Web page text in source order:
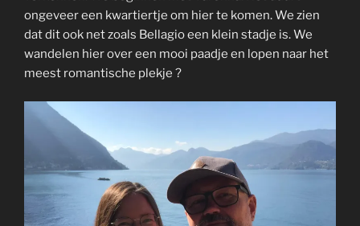
ongeveer een kwartiertje om hier te komen. We zien
dat dit ook net zoals Bellagio een klein stadje is. We
wandelen hier over een mooi paadje en lopen naar het
meest romantische plekje ?